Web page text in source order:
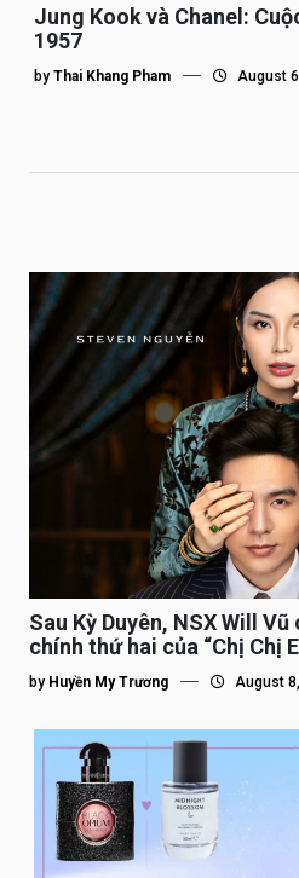
Jung Kook và Chanel:
1957
by Thai Khang Pham August
Sau Kỳ Duyên, NSX Will
chính thứ hai của “Chị Chị
by Huyền My Trương August